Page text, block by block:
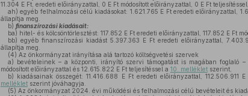
11.304 E Ft, eredeti előirányzattal, 0 E Ft módosított előirányzattal, 0 E Ft teljesítéssel,
ah) egyéb felhalmozási célú kiadásokat: 1.621.765 E Ft eredeti előirányzattal,
állapítja meg.
b) finanszírozási kiadásait:
ba) hitel- és kölcsöntörlesztést: 117.852 E Ft eredeti előirányzattal, 117.852 E Ft
bb) egyéb finanszírozási kiadást 5.397.363 E Ft eredeti előirányzattal,
állapítja meg.
(4) Az önkormányzat irányítása alá tartozó költségvetési szervek
a) bevételeinek – a központi, irányító szervi támogatást is magában foglaló
módosított előirányzattal és 12.615.822 E Ft teljesítéssel a 10. mellékletszerint,
b) kiadásainak összegét: 11.416.688 E Ft eredeti előirányzattal,
mellékletszerint jóváhagyja.
(5) Az önkormányzat 2024. évi működési és felhalmozási célú bevételeit és